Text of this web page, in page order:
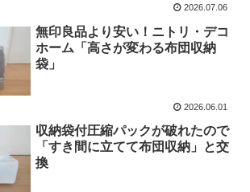
2026.07.06
無印良品より安い！ニトリ・デコ
ホーム「高さが変わる布団収納
袋」
2026.06.01
収納袋付圧縮パックが破れたので
「すき間に立てて布団収納」と交
換